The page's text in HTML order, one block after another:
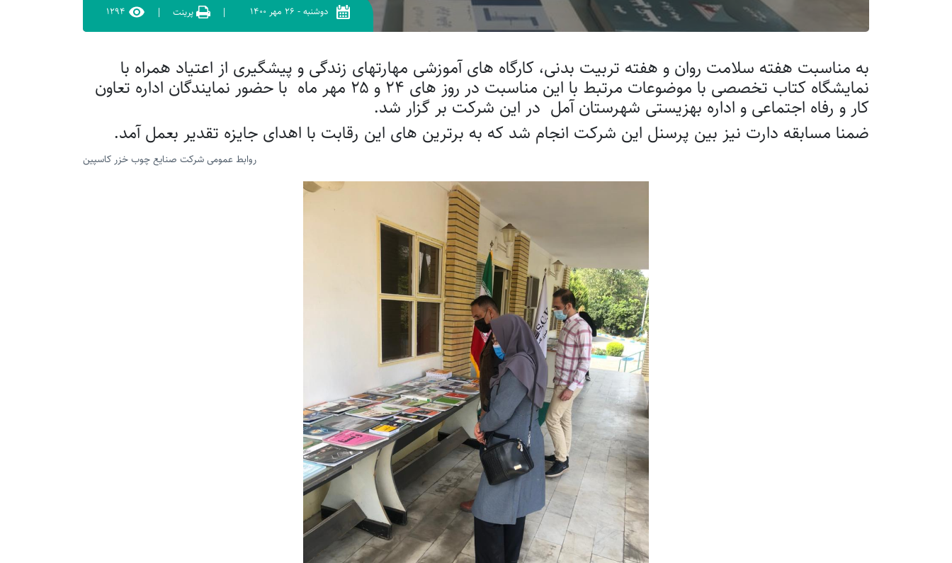
دوشنبه- ۲۶ مهر ۱۴۰۰ | پرینت | ۱۲۹۴
به مناسبت هفته سلامت روان و هفته تربیت بدنی، کارگاه های آموزشی مهارتهای زندگی و پیشگیری از اعتیاد همراه با
نمایشگاه کتاب تخصصی با موضوعات مرتبط با این مناسبت در روز های ۲۴ و ۲۵ مهر ماه با حضور نمایندگان اداره تعاون
کار و رفاه اجتماعی و اداره بهزیستی شهرستان آمل در این شرکت بر گزار شد.
ضمنا مسابقه دارت نیز بین پرسنل این شرکت انجام شد که به برترین های این رقابت با اهدای جایزه تقدیر بعمل آمد.
روابط عمومی شرکت صنایع چوب خزر کاسپین